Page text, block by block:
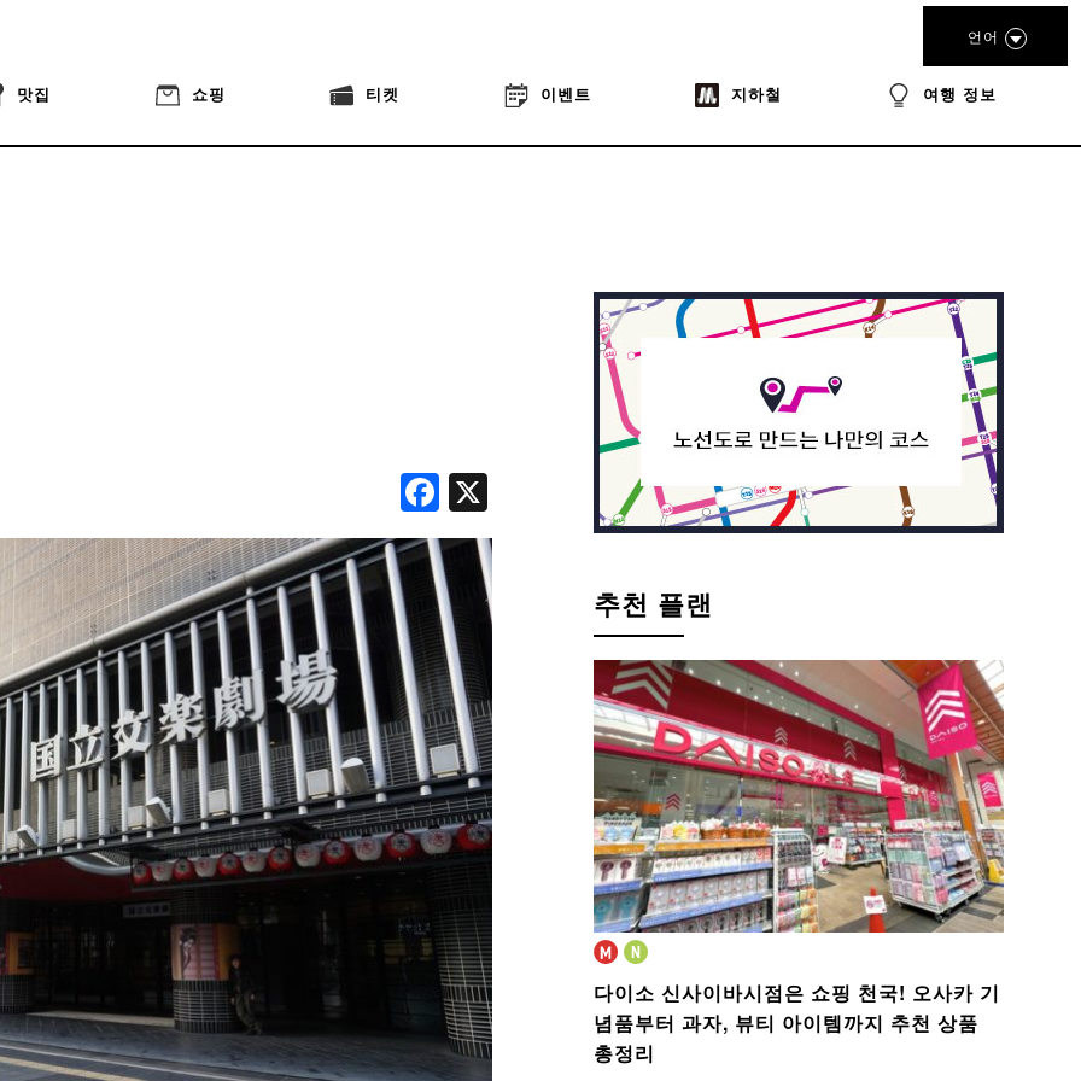
맛집 쇼핑 티켓 이벤트 지하철 여행 정보
언어
Facebook
추천 플랜
다이소 신사이바시점은 쇼핑 천국! 오사카 기
념품부터 과자, 뷰티 아이템까지 추천 상품
총정리